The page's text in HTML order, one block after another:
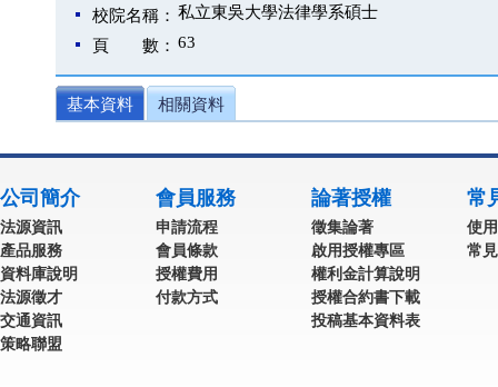
校院名稱： 私立東吳大學法律學系碩士
頁 數： 63
基本資料 相關資料
公司簡介
法源資訊
產品服務
資料庫說明
法源徵才
交通資訊
策略聯盟
會員服務
申請流程
會員條款
授權費用
付款方式
論著授權
徵集論著
啟用授權專區
權利金計算說明
授權合約書下載
投稿基本資料表
常
使
常